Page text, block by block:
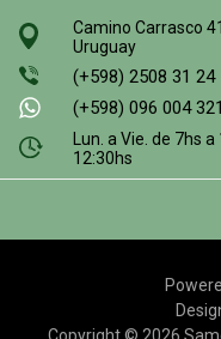
Camino Carrasco
Uruguay
(+598) 2508 31 24
(+598) 096 004 321
Lun. a Vie. de 7hs
12:30hs
Copyright © 2026